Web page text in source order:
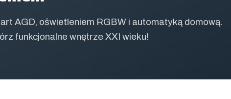
AGD, oświetleniem RGBW i automatyką domową.
funkcjonalne wnętrze XXI wieku!